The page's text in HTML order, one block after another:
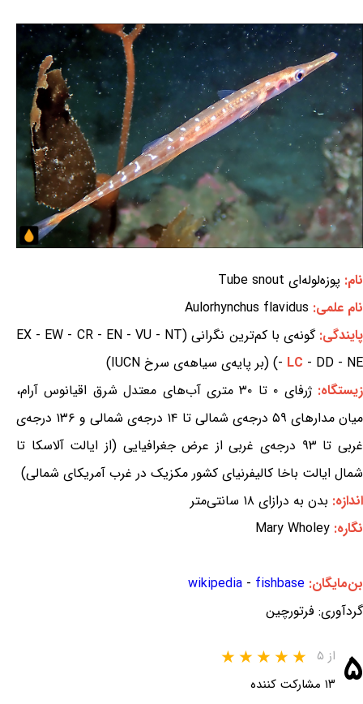
نام: پوزه‌لوله‌ای Tube snout
نام علمی: Aulorhynchus flavidus
پایندگی:
گونه‌ی با کم‌ترین نگرانی (EX - EW - CR - EN - VU - NT
- LC - DD - NE) (بر پایه‌ی سیاهه‌ی سرخ IUCN)
زیستگاه:
ژرفای ۰ تا ۳۰ متری آب‌های معتدل شرق اقیانوس آرام،
میان مدارهای ۵۹ درجه‌ی شمالی تا ۱۴ درجه‌ی شمالی و ۱۳۶ درجه‌ی
غربی تا ۹۳ درجه‌ی غربی از عرض جغرافیایی (از ایالت آلاسکا تا
شمال ایالت باخا کالیفرنیای کشور مکزیک در غرب آمریکای شمالی)
اندازه: بدن به درازای ۱۸ سانتی‌متر
نگاره: Mary Wholey
بن‌مایگان: wikipedia - fishbase
گردآوری: فرتورچین
۵ از ۵
۱۳ مشارکت کننده